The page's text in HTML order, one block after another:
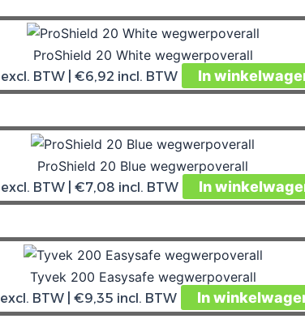
ProShield 20 White wegwerpoverall
excl. BTW | €6,92 incl. BTW In
ProShield 20 Blue wegwerpoverall
excl. BTW | €7,08 incl. BTW In
Tyvek 200 Easysafe wegwerpoverall
excl. BTW | €9,35 incl. BTW In